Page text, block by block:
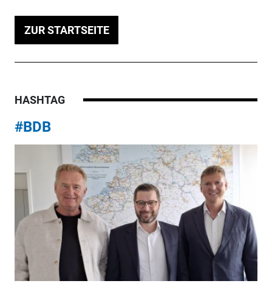
ZUR STARTSEITE
HASHTAG
#BDB